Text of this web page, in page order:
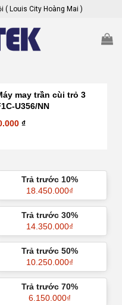
( Louis City Hoàng Mai )
may trần cùi trỏ 3
U356/NN
₫
Trả trước 10%
18.450.000₫
Trả trước 30%
14.350.000₫
Trả trước 50%
10.250.000₫
Trả trước 70%
6.150.000₫